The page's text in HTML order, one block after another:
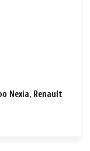
Nexia, Renault